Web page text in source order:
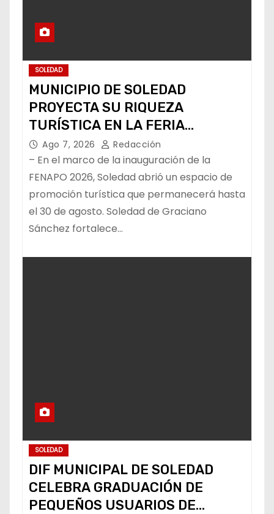
SOLEDAD
MUNICIPIO DE SOLEDAD
PROYECTA SU RIQUEZA
TURÍSTICA EN LA FERIA
NACIONAL POTOSINA
Ago 7, 2026 Redacción
– En el marco de la inauguración de la
FENAPO 2026, Soledad abrió un espacio de
promoción turística que permanecerá hasta
el 30 de agosto. Soledad de Graciano
Sánchez fortalece…
SOLEDAD
DIF MUNICIPAL DE SOLEDAD
CELEBRA GRADUACIÓN DE
PEQUEÑOS USUARIOS DE